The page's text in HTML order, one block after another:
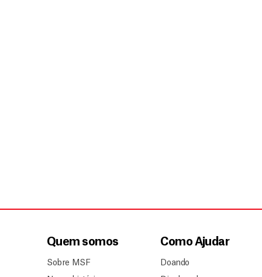
Quem somos
Sobre MSF
Como Ajudar
Doando